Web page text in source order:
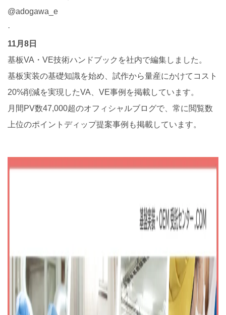
@adogawa_e
·
11月8日
基板VA・VE技術ハンドブックを社内で編集しました。
基板実装の基礎知識を始め、試作から量産にかけてコスト
20%削減を実現したVA、VE事例を掲載しています。
月間PV数47,000超のオフィシャルブログで、常に閲覧数
上位のポイントディップ提案事例も掲載しています。